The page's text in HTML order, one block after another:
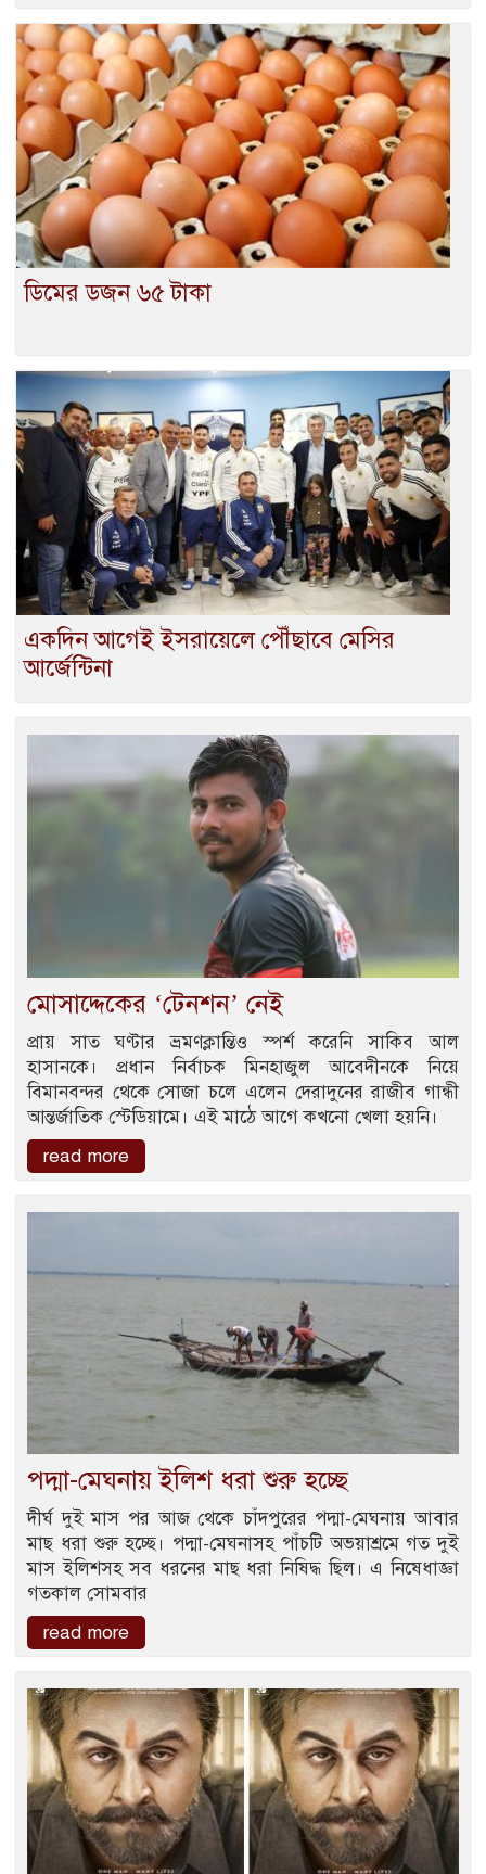
ডিমের ডজন ৬৫ টাকা
একদিন আগেই ইসরায়েলে পৌঁছাবে মেসির
আর্জেন্টিনা
মোসাদ্দেকের ‘টেনশন’ নেই
প্রায় সাত ঘণ্টার ভ্রমণক্লান্তিও স্পর্শ করেনি সাকিব আল
হাসানকে। প্রধান নির্বাচক মিনহাজুল আবেদীনকে নিয়ে
বিমানবন্দর থেকে সোজা চলে এলেন দেরাদুনের রাজীব গান্ধী
আন্তর্জাতিক স্টেডিয়ামে। এই মাঠে আগে কখনো খেলা হয়নি।
read more
পদ্মা-মেঘনায় ইলিশ ধরা শুরু হচ্ছে
দীর্ঘ দুই মাস পর আজ থেকে চাঁদপুরের পদ্মা-মেঘনায় আবার
মাছ ধরা শুরু হচ্ছে। পদ্মা-মেঘনাসহ পাঁচটি অভয়াশ্রমে গত দুই
মাস ইলিশসহ সব ধরনের মাছ ধরা নিষিদ্ধ ছিল। এ নিষেধাজ্ঞা
গতকাল সোমবার
read more